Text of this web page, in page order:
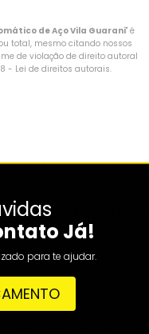
de Aço Vila Guarani" é
total, mesmo citando nossos
de violação de direito autoral
- Lei de direitos autorais.
Já!
para te ajudar.